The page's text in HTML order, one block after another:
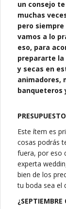
un consejo
muchas
pero
vamos a lo
eso, para
prepararte la
y secas en
animadores,
banqueteros
PRESUPUESTO
Este ítem es
cosas podrás
fuera, por eso
experta
bien de los
tu boda sea el